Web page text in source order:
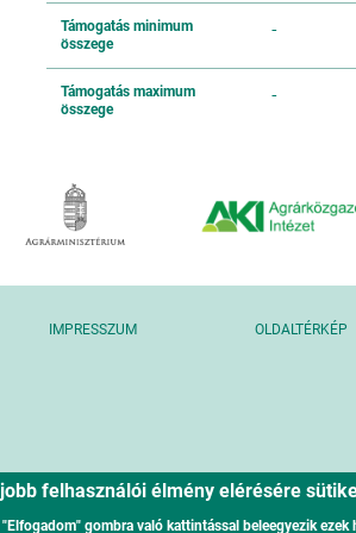
Támogatás minimum
összege
-
Támogatás maximum
összege
-
IMPRESSZUM OLDALTÉRKÉP
felhasználói élmény elérésére
"Elfogadom" gombra való kattintással beleegyezik ezek